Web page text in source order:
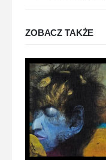
ZOBACZ TAKŻE